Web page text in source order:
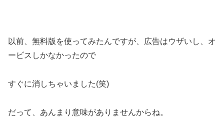
以前、無料版を使ってみたんですが、広告はウザいし、オ
ービスしかなかったので
すぐに消しちゃいました(笑)
だって、あんまり意味がありませんからね。